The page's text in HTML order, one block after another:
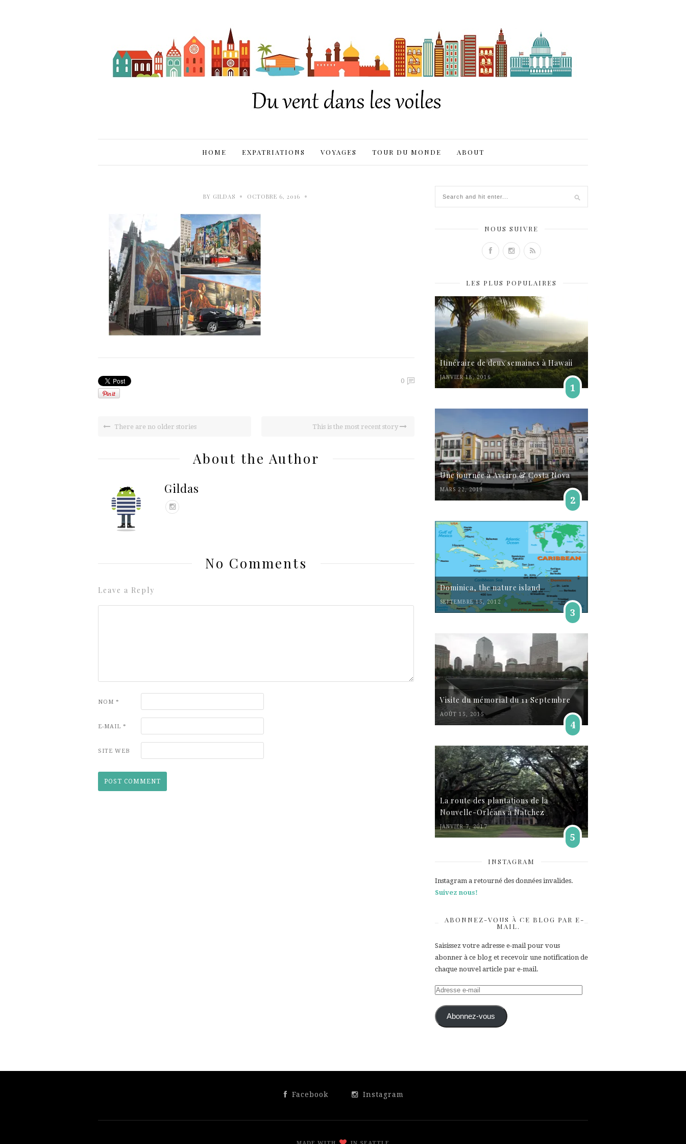
HOME EXPATRIATIONS VOYAGES TOUR DU MONDE ABOUT
BY GILDAS • OCTOBRE 6, 2016 •
0
There are no older stories This is the most recent story
About the Author
Gildas
No Comments
Leave a Reply
NOM *
E-MAIL *
SITE WEB
NOUS SUIVRE
LES PLUS POPULAIRES
Itinéraire de deux semaines à Hawaii
JANVIER 18, 2016
1
Une journée à Aveiro & Costa Nova
MARS 22, 2019
2
Dominica, the nature island
SEPTEMBRE 15, 2012
3
Visite du mémorial du 11 Septembre
AOÛT 15, 2015
4
La route des plantations de la
Nouvelle-Orléans à Natchez
JANVIER 7, 2017
5
INSTAGRAM
Instagram a retourné des données invalides.
Suivez nous!
ABONNEZ-VOUS À CE BLOG PAR E-
MAIL.
Saisissez votre adresse e-mail pour vous
abonner à ce blog et recevoir une notification de
chaque nouvel article par e-mail.
Adresse
mail Abonnez-vous
Facebook Instagram